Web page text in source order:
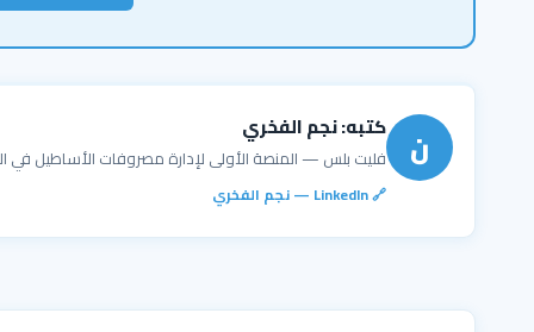
ن كتبه: نجم الفخري
فليت بلس — المنصة الأولى لإدارة مصروفات الأساطيل في
🔗 LinkedIn — نجم الفخري